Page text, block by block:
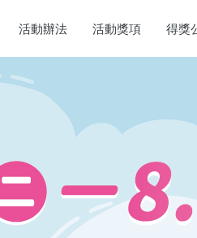
活動辦法 活動獎項 得獎